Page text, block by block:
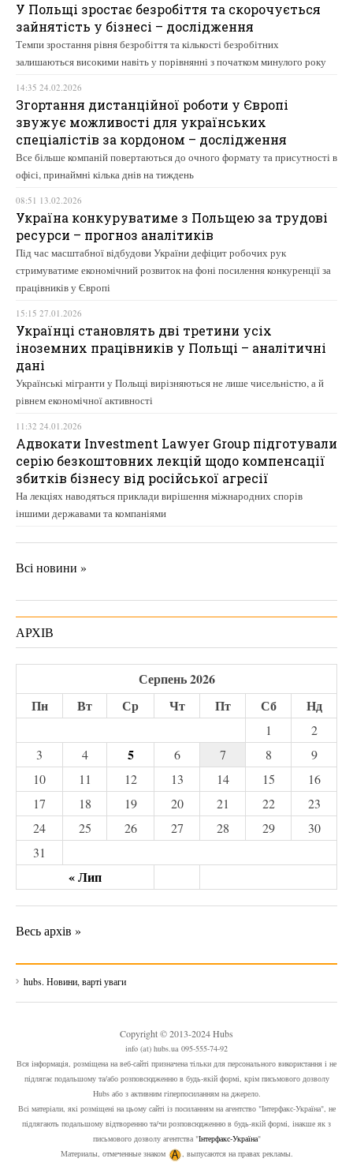
У Польщі зростає безробіття та скорочується
зайнятість у бізнесі – дослідження
Темпи зростання рівня безробіття та кількості безробітних
залишаються високими навіть у порівнянні з початком минулого року
14:35 24.02.2026
Згортання дистанційної роботи у Європі
звужує можливості для українських
спеціалістів за кордоном – дослідження
Все більше компаній повертаються до очного формату та присутності в
офісі, принаймні кілька днів на тиждень
08:51 13.02.2026
Україна конкуруватиме з Польщею за трудові
ресурси – прогноз аналітиків
Під час масштабної відбудови України дефіцит робочих рук
стримуватиме економічний розвиток на фоні посилення конкуренції за
працівників у Європі
15:15 27.01.2026
Українці становлять дві третини усіх
іноземних працівників у Польщі – аналітичні
дані
Українські мігранти у Польщі вирізняються не лише чисельністю, а й
рівнем економічної активності
11:32 24.01.2026
Адвокати Investment Lawyer Group підготували
серію безкоштовних лекцій щодо компенсації
збитків бізнесу від російської агресії
На лекціях наводяться приклади вирішення міжнародних спорів
іншими державами та компаніями
Всі новини »
АРХІВ
Серпень 2026
Пн
Вт Ср Чт Пт Сб Нд
« Лип
1
2
3
4 5 6 7 8
9
10
11 12 13 14 15
16
17
18 19 20 21 22
23
24
25 26 27 28 29
30
31
Весь архів »
hubs. Новини, варті уваги
Copyright © 2013-2024 Hubs
info (at) hubs.ua 095-555-74-92
Вся інформація, розміщена на веб-сайті призначена тільки для персонального використання і не
підлягає подальшому та/або розповсюдженню в будь-якій формі, крім письмового дозволу
Hubs або з активним гіперпосиланням на джерело.
Всі матеріали, які розміщені на цьому сайті із посиланням на агентство "Інтерфакс-Україна", не
підлягають подальшому відтворенню та/чи розповсюдженню в будь-якій формі, інакше як з
письмового дозволу агентства "Інтерфакс-Україна"
Материалы, отмеченные знаком
, выпусаются на правах рекламы.